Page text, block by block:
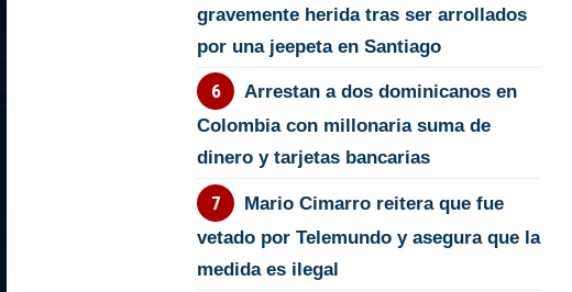
gravemente herida tras ser arrollados
por una jeepeta en Santiago
Arrestan a dos dominicanos en
Colombia con millonaria suma de
dinero y tarjetas bancarias
Mario Cimarro reitera que fue
vetado por Telemundo y asegura que la
medida es ilegal